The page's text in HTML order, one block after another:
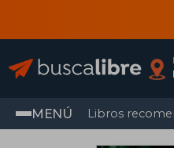
MENÚ Libros